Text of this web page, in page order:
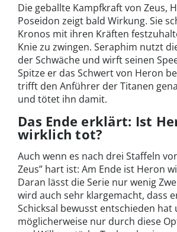
Die geballte Kampfkraft von Zeus,
Poseidon zeigt bald Wirkung. Sie
Kronos mit ihren Kräften
Knie zu zwingen. Seraphim nutzt
der Schwäche und wirft seinen
Spitze er das Schwert von Heron
trifft den Anführer der Titanen
und tötet ihn damit.
Das Ende erklärt: Ist
wirklich tot?
Auch wenn es nach drei Staffeln
Zeus” hart ist: Am Ende ist Heron
Daran lässt die Serie nur wenig
wird auch sehr klargemacht, dass
Schicksal bewusst entschieden hat
möglicherweise nur durch diese